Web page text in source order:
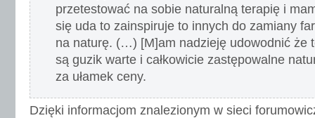
przetestować na sobie naturalną terapię i
się uda to zainspiruje to innych do zamiany
na naturę. (…) [M]am nadzieję udowodnić że
są guzik warte i całkowicie zastępowalne
za ułamek ceny.
Dzięki informacjom znalezionym w sieci